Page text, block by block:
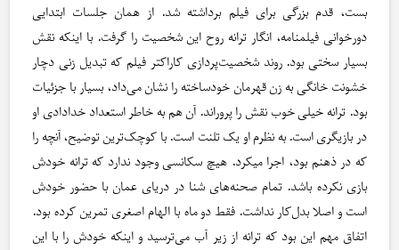
بست، قدم بزرگی برای فیلم برداشته شد. از همان جلسات ابتدایی
دورخوانی فیلمنامه، انگار ترانه روح این شخصیت را گرفت. با اینکه نقش
بسیار سختی بود. روند شخصیت‌پردازی کاراکتر فیلم که تبدیل زنی دچار
خشونت خانگی به زن قهرمان خودساخته را نشان می‌داد، بسیار با جزئیات
بود. ترانه خیلی خوب نقش را پروراند. آن هم به خاطر استعداد خدادادی او
در بازیگری است. به نظرم او یک تلنت است. با کوچک‌ترین توضیح، آنچه را
که در ذهنم بود، اجرا می‎کرد. هیچ سکانسی وجود ندارد که ترانه خودش
بازی نکرده باشد. تمام صحنه‌های شنا در دریای عمان با حضور خودش
است و اصلا بدل‌کار نداشت. فقط دو ماه با الهام اصغری تمرین کرده بود.
اتفاق مهم این بود که ترانه از زیر آب می‌ترسید و اینکه خودش را با این